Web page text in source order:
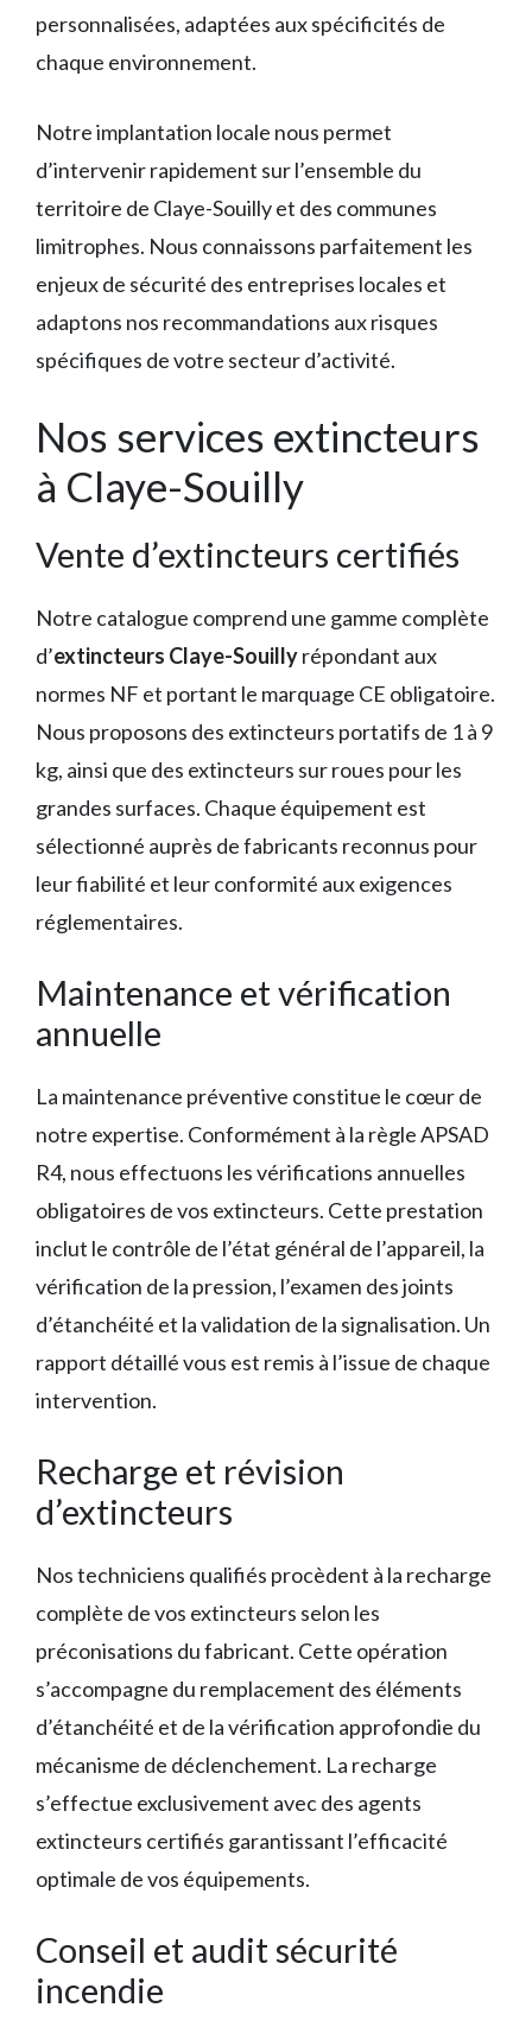
personnalisées, adaptées aux spécificités de
chaque environnement.
Notre implantation locale nous permet
d’intervenir rapidement sur l’ensemble du
territoire de Claye-Souilly et des communes
limitrophes. Nous connaissons parfaitement les
enjeux de sécurité des entreprises locales et
adaptons nos recommandations aux risques
spécifiques de votre secteur d’activité.
Nos services extincteurs
à Claye-Souilly
Vente d’extincteurs certifiés
Notre catalogue comprend une gamme complète
d’extincteurs Claye-Souillyrépondant aux
normes NF et portant le marquage CE obligatoire.
Nous proposons des extincteurs portatifs de 1 à 9
kg, ainsi que des extincteurs sur roues pour les
grandes surfaces. Chaque équipement est
sélectionné auprès de fabricants reconnus pour
leur fiabilité et leur conformité aux exigences
réglementaires.
Maintenance et vérification
annuelle
La maintenance préventive constitue le cœur de
notre expertise. Conformément à la règle APSAD
R4, nous effectuons les vérifications annuelles
obligatoires de vos extincteurs. Cette prestation
inclut le contrôle de l’état général de l’appareil, la
vérification de la pression, l’examen des joints
d’étanchéité et la validation de la signalisation. Un
rapport détaillé vous est remis à l’issue de chaque
intervention.
Recharge et révision
d’extincteurs
Nos techniciens qualifiés procèdent à la recharge
complète de vos extincteurs selon les
préconisations du fabricant. Cette opération
s’accompagne du remplacement des éléments
d’étanchéité et de la vérification approfondie du
mécanisme de déclenchement. La recharge
s’effectue exclusivement avec des agents
extincteurs certifiés garantissant l’efficacité
optimale de vos équipements.
Conseil et audit sécurité
incendie